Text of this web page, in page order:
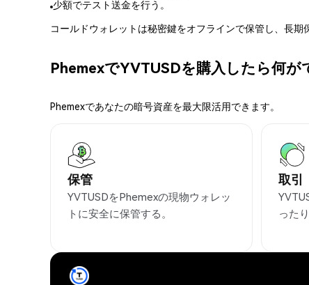
少額でテスト送金を行う。
コールドウォレットは秘密鍵をオフラインで保管し、長
PhemexでYVTUSDを購入したら何が
Phemexであなたの暗号資産を最大限活用できます。
保管
YVTUSDをPhemexの現物ウォレッ
トに安全に保管する。
取引
った